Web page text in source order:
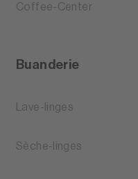
Coffee-Center
Buanderie
Lave-linges
Sèche-linges